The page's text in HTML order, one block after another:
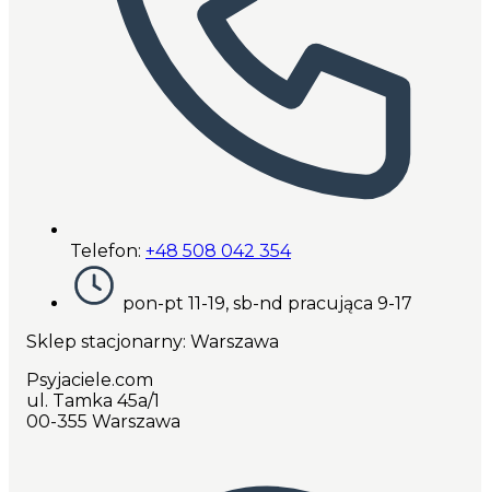
Telefon: +48 508 042 354
pon-pt 11-19, sb-nd pracująca 9-17
Sklep stacjonarny: Warszawa
Psyjaciele.com
ul. Tamka 45a/1
00-355 Warszawa